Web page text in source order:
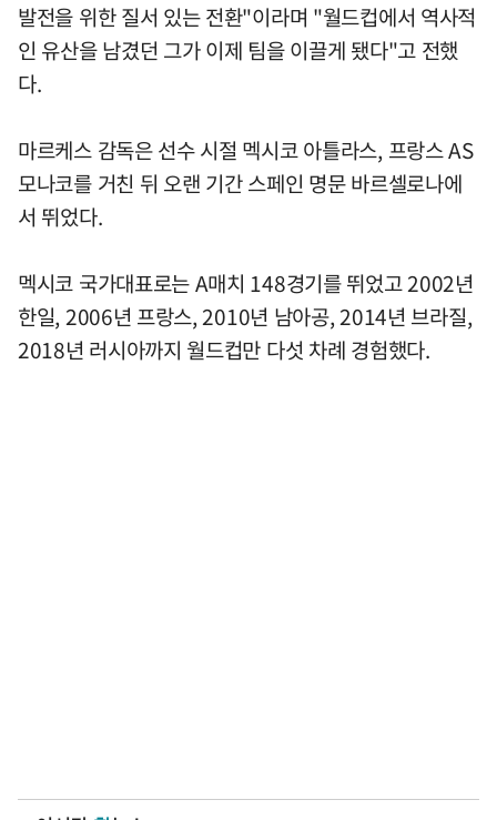
발전을 위한 질서 있는 전환"이라며 "월드컵에서 역사적
인 유산을 남겼던 그가 이제 팀을 이끌게 됐다"고 전했
다.
마르케스 감독은 선수 시절 멕시코 아틀라스, 프랑스 AS
모나코를 거친 뒤 오랜 기간 스페인 명문 바르셀로나에
서 뛰었다.
멕시코 국가대표로는 A매치 148경기를 뛰었고 2002년
한일, 2006년 프랑스, 2010년 남아공, 2014년 브라질,
2018년 러시아까지 월드컵만 다섯 차례 경험했다.